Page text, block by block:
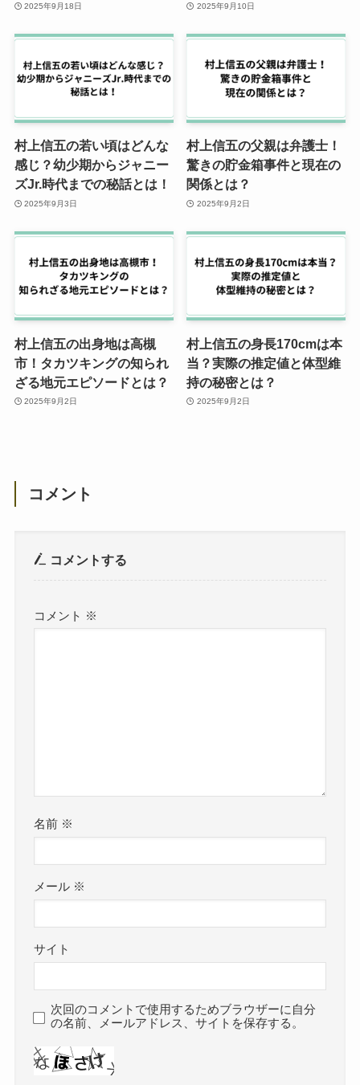
2025年9月18日 2025年9月10日
村上信五の若い頃はどんな
感じ？幼少期からジャニー
ズJr.時代までの秘話とは！
2025年9月3日
村上信五の父親は弁護士！
驚きの貯金箱事件と現在の
関係とは？
2025年9月2日
村上信五の出身地は高槻
市！タカツキングの知られ
ざる地元エピソードとは？
2025年9月2日
村上信五の身長170cmは本
当？実際の推定値と体型維
持の秘密とは？
2025年9月2日
コメント
コメントする
コメント ※
名前 ※
メール ※
サイト
次回のコメントで使用するためブラウザーに自分
の名前、メールアドレス、サイトを保存する。